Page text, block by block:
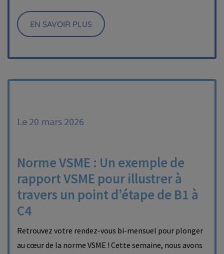
EN SAVOIR PLUS
Le 20 mars 2026
Norme VSME : Un exemple de
rapport VSME pour illustrer à
travers un point d’étape de B1 à
C4
Retrouvez votre rendez-vous bi-mensuel pour plonger
au cœur de la norme VSME ! Cette semaine, nous avons